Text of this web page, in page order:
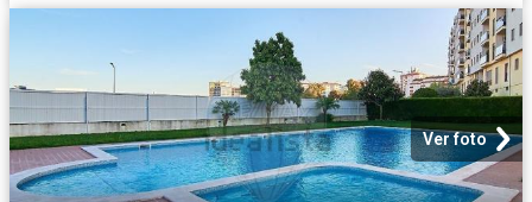
Ver foto